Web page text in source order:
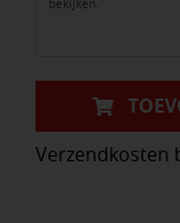
bekijken.
Verzendkosten